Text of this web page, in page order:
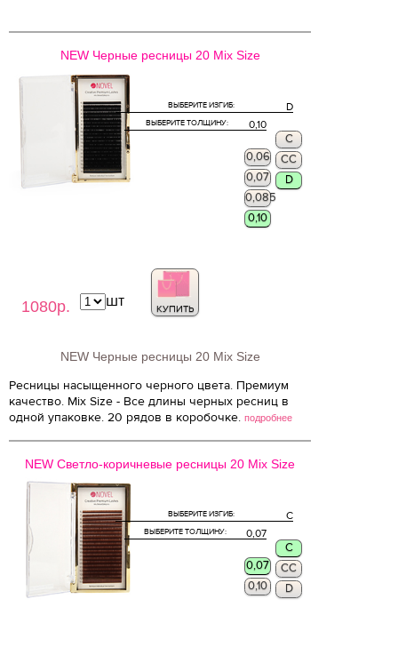
NEW Черные ресницы 20 Mix Size
1080р.
D
ВЫБЕРИТЕ ИЗГИБ:
0,10
ВЫБЕРИТЕ ТОЛЩИНУ:
C
CC
D
0,06
0,07
0,085
0,10
КУПИТЬ
шт
NEW Черные ресницы 20 Mix Size
Ресницы насыщенного черного цвета. Премиум
качество. Mix Size - Все длины черных ресниц в
одной упаковке. 20 рядов в коробочке. подробнее
NEW Светло-коричневые ресницы 20 Mix Size
C
ВЫБЕРИТЕ ИЗГИБ:
0,07
ВЫБЕРИТЕ ТОЛЩИНУ:
C
0,07
0,10
CC
D